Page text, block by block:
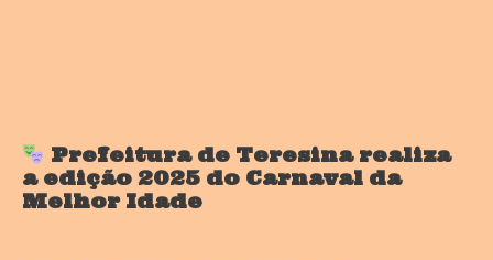
Prefeitura de Teresina realiza
a edição 2025 do Carnaval da
Melhor Idade